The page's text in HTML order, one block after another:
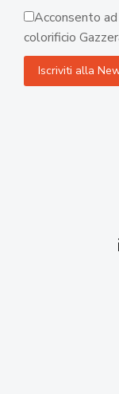
Acconsento
colorificio